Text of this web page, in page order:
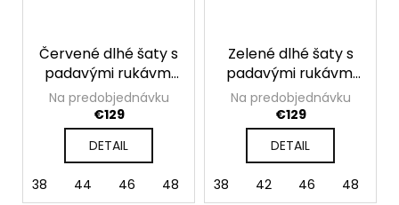
Červené dlhé šaty s
padavými rukávmi
Valentina
Na predobjednávku
€129
DETAIL
38 44 46 48 50
Zelené dlhé šaty s
padavými rukávmi
Valentina
Na predobjednávku
€129
DETAIL
38 42 46 48